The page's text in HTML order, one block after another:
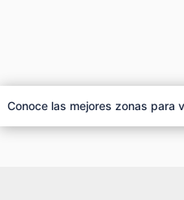
Conoce las mejores zonas para